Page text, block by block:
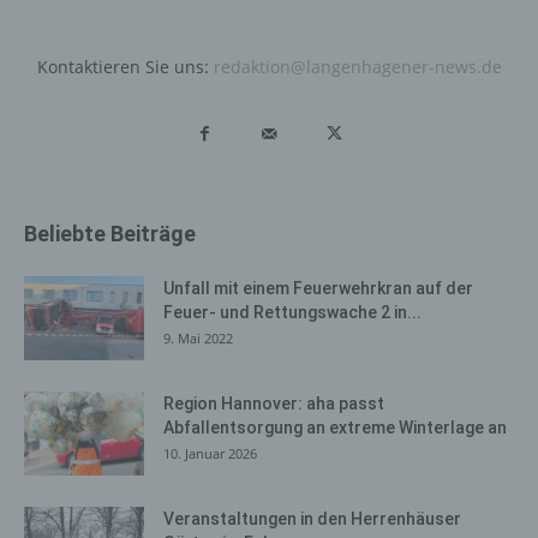
Kontaktieren Sie uns: redaktion@langenhagener-news.de
Beliebte Beiträge
Unfall mit einem Feuerwehrkran auf der
Feuer- und Rettungswache 2 in...
9. Mai 2022
Region Hannover: aha passt
Abfallentsorgung an extreme Winterlage an
10. Januar 2026
Veranstaltungen in den Herrenhäuser
betroffene Person. Diese Informationen werden vielmehr
die Werbung für diese zu optimieren, (3) die dauerhafte
im Falle eines Cyberangriffes die zur Strafverfolgung
anonym erhobenen Daten und Informationen werden
durch uns daher einerseits statistisch und ferner mit dem
Ziel ausgewertet, den Datenschutz und die
um letztlich ein optimales Schutzniveau für die von uns
verarbeiteten personenbezogenen Daten
sicherzustellen. Die anonymen Daten der Server-Logfiles
werden getrennt von allen durch eine betroffene Person
angegebenen personenbezogenen Daten gespeichert.